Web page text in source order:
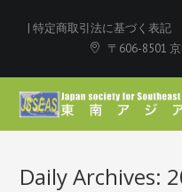
| 特定商取引法に基づく表記
〒606-8501
Daily Archives: